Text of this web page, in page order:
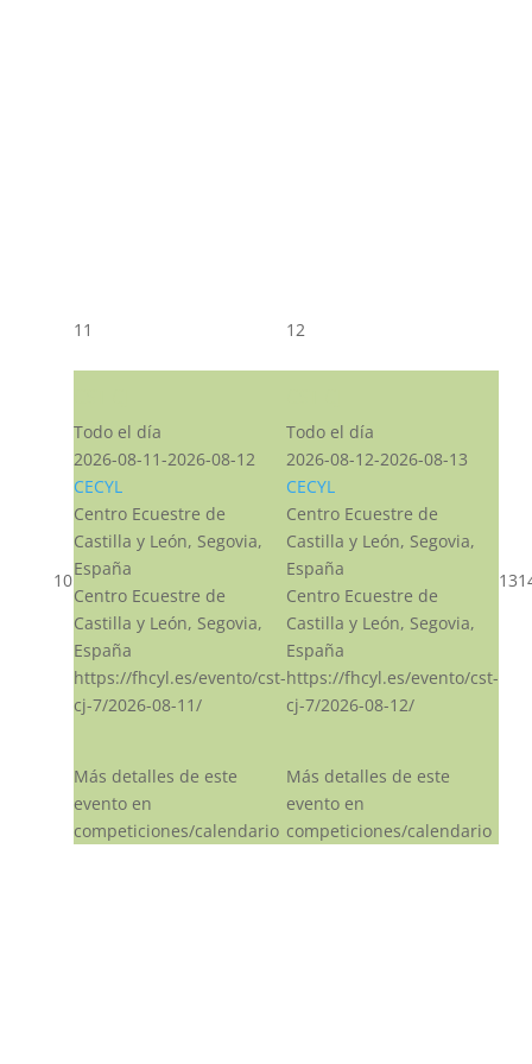
10
11
Todo el día
2026-08-11-2026-08-12
CECYL
Centro Ecuestre de
Castilla y León, Segovia,
España
Centro Ecuestre de
Castilla y León, Segovia,
España
https://fhcyl.es/evento/cst-
cj-7/2026-08-11/
Más detalles de este
evento en
competiciones/calendario
12
Todo el día
2026-08-12-2026-08-13
CECYL
Centro Ecuestre de
Castilla y León, Segovia,
España
Centro Ecuestre de
Castilla y León, Segovia,
España
https://fhcyl.es/evento/cst-
cj-7/2026-08-12/
Más detalles de este
evento en
competiciones/calendario
13